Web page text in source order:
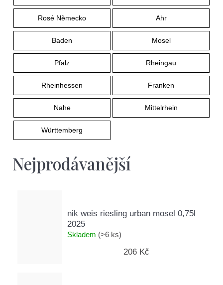
Rosé Německo Ahr
Baden Mosel
Pfalz Rheingau
Rheinhessen Franken
Nahe Mittelrhein
Württemberg
Nejprodávanější
nik weis riesling urban mosel 0,75l
2025
Skladem (>6 ks)
206 Kč
t
?
Hledat
o
o
r